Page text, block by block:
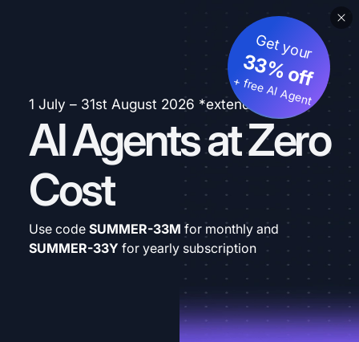
1 July – 31st August 2026 *extended
AI Agents at Zero
Cost
Get your
33% off
+ free AI Agent
Use code SUMMER-33M for monthly and
SUMMER-33Y for yearly subscription